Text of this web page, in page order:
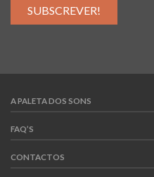
A PALETA DOS SONS
FAQ’S
CONTACTOS